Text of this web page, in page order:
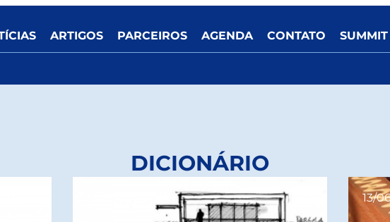
ARTIGOS PARCEIROS AGENDA CONTATO SUMMIT
DICIONÁRIO
13/